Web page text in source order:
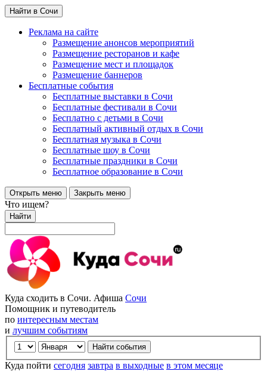
Найти в Сочи
Реклама на сайте
Размещение анонсов мероприятий
Размещение ресторанов и кафе
Размещение мест и площадок
Размещение баннеров
Бесплатные события
Бесплатные выставки в Сочи
Бесплатные фестивали в Сочи
Бесплатно с детьми в Сочи
Бесплатный активный отдых в Сочи
Бесплатная музыка в Сочи
Бесплатные шоу в Сочи
Бесплатные праздники в Сочи
Бесплатное образование в Сочи
Открыть меню Закрыть меню
Что ищем?
Найти
Куда сходить в Сочи. Афиша Сочи
Помощник и путеводитель
по интересным местам
и лучшим событиям
Куда пойти сегодня завтра в выходные в этом месяце